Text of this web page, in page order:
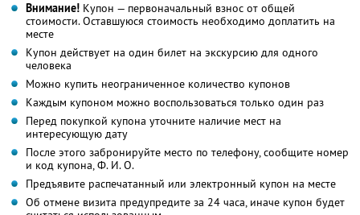
Внимание! Купон — первоначальный взнос от общей
стоимости. Оставшуюся стоимость необходимо доплатить на
месте
Купон действует на один билет на экскурсию для одного
человека
Можно купить неограниченное количество купонов
Каждым купоном можно воспользоваться только один раз
Перед покупкой купона уточните наличие мест на
интересующую дату
После этого забронируйте место по телефону, сообщите номер
и код купона,Ф. И. О.
Предъявите распечатанный или электронный купон на месте
Об отмене визита предупредите за 24 часа, иначе купон будет